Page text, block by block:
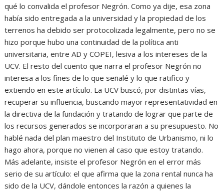
qué lo convalida el profesor Negrón. Como ya dije, esa zona
había sido entregada a la universidad y la propiedad de los
terrenos ha debido ser protocolizada legalmente, pero no se
hizo porque hubo una continuidad de la política anti
universitaria, entre AD y COPEI, lesiva a los intereses de la
UCV. El resto del cuento que narra el profesor Negrón no
interesa a los fines de lo que señalé y lo que ratifico y
extiendo en este artículo. La UCV buscó, por distintas vías,
recuperar su influencia, buscando mayor representatividad en
la directiva de la fundación y tratando de lograr que parte de
los recursos generados se incorporaran a su presupuesto. No
hablé nada del plan maestro del Instituto de Urbanismo, ni lo
hago ahora, porque no vienen al caso que estoy tratando.
Más adelante, insiste el profesor Negrón en el error más
serio de su artículo: el que afirma que la zona rental nunca ha
sido de la UCV, dándole entonces la razón a quienes la